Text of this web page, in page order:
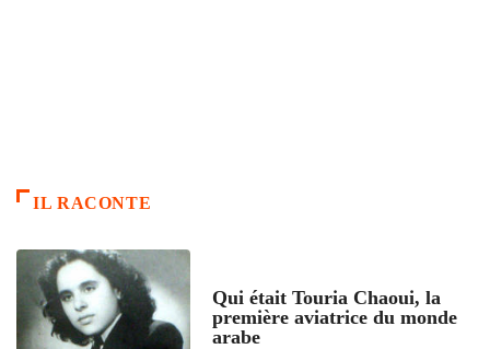
IL RACONTE
Qui était Touria Chaoui, la
première aviatrice du monde
arabe